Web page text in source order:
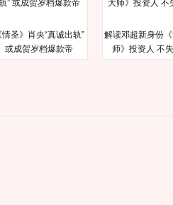
情圣》肖央“真诚出轨”
或成贺岁档爆款帝
解读邓超新身份
师》投资人 不